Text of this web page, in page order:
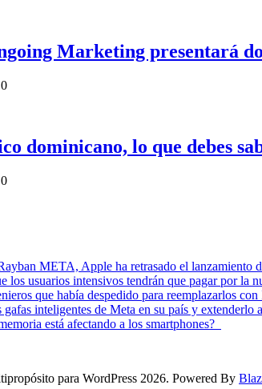
Marketing presentará
0
dominicano, lo que debes
0
META, Apple ha retrasado el lanzamiento
los usuarios intensivos tendrán que pagar por la
que había despedido para reemplazarlos
inteligentes de Meta en su país y extenderlo
está afectando a los smartphones?
para WordPress 2026. Powered By